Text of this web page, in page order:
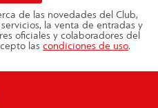
de las novedades del Club,
la venta de entradas y
oficiales y colaboradores del
las condiciones de uso.